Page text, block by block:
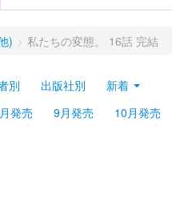
) > 私たちの変態。 16話 完結
別 出版社別
新着
発売 9月発売 10月発売